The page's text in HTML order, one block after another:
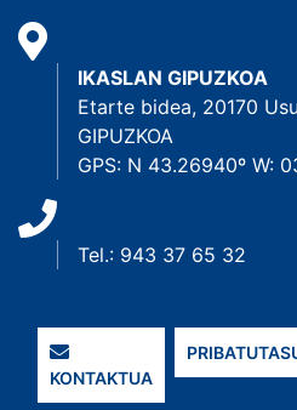
IKASLAN GIPUZKOA
Etarte bidea, 20170
GIPUZKOA
GPS: N 43.26940º W:
Tel.: 943 37 65 32
KONTAKTUA